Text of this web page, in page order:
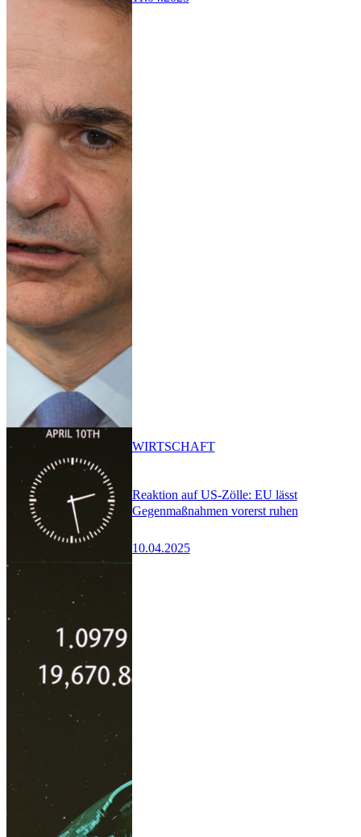
Reaktion auf US-Zölle: EU lässt
Gegenmaßnahmen vorerst ruhen
10.04.2025
WIRTSCHAFT